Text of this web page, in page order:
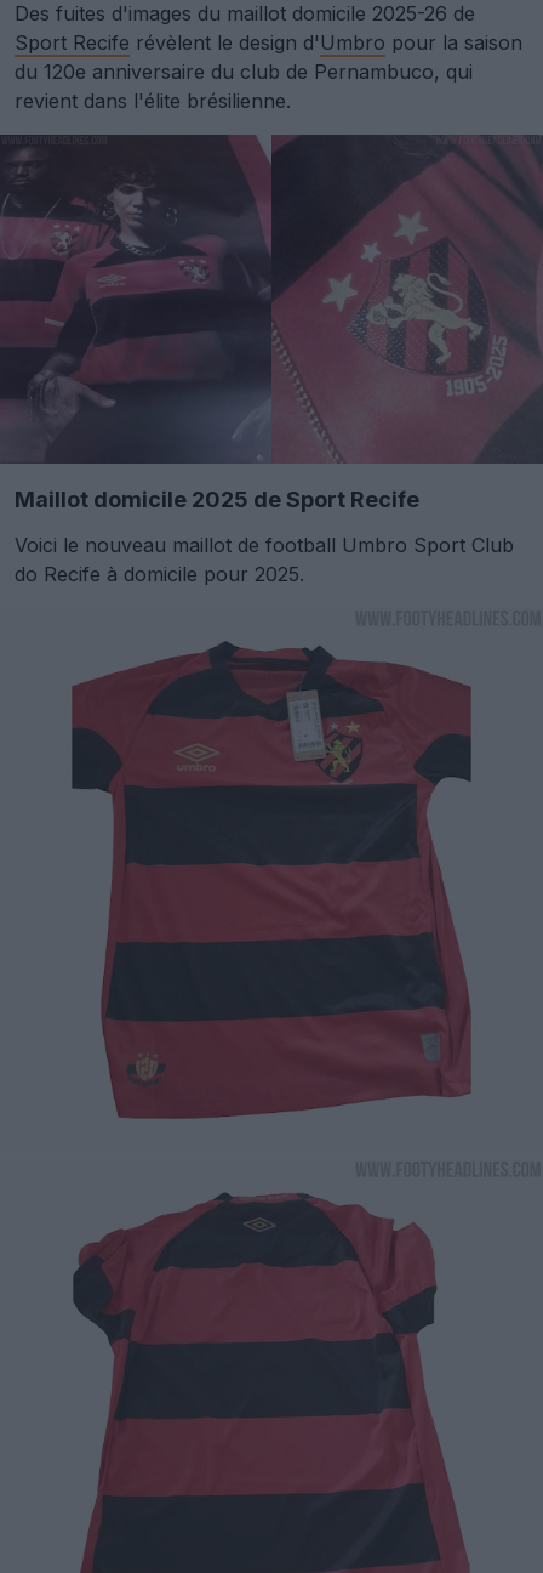
Des fuites d'images du maillot domicile 2025-26 de
Sport Recife révèlent le design d' Umbro pour la saison
du 120e anniversaire du club de Pernambuco, qui
revient dans l'élite brésilienne.
Maillot domicile 2025 de Sport Recife
Voici le nouveau maillot de football Umbro Sport Club
do Recife à domicile pour 2025.